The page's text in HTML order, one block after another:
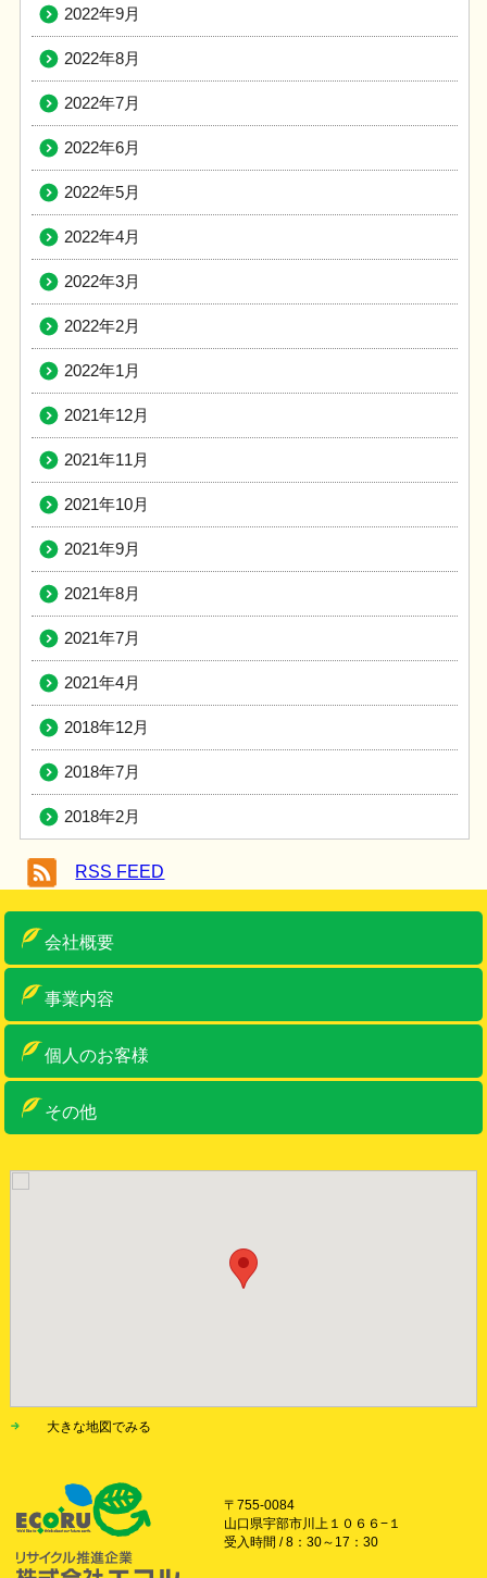
2022年9月
2022年8月
2022年7月
2022年6月
2022年5月
2022年4月
2022年3月
2022年2月
2022年1月
2021年12月
2021年11月
2021年10月
2021年9月
2021年8月
2021年7月
2021年4月
2018年12月
2018年7月
2018年2月
RSS FEED
会社概要
ご挨拶
概要
アクセス
車両・設備紹介
許可一覧
事業内容
産業廃棄物収集運搬
産業廃棄物中間処理・リサイクル
ゼロ・エミッションへの取り組み
特別管理産業廃棄物収集運搬
事務系一般産廃物
古物商・金属くず類回収業
リサイクルボックス
個人のお客様
個人のお客様
リサイクルボックス
その他
大きな地図でみる
〒755-0084
山口県宇部市川上１０６６−１
受入時間 / 8：30～17：30